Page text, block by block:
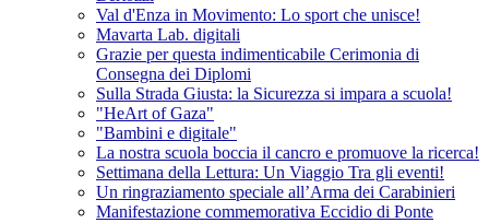
Val d'Enza in Movimento: Lo sport che unisce!
Mavarta Lab. digitali
Grazie per questa indimenticabile Cerimonia di
Consegna dei Diplomi
Sulla Strada Giusta: la Sicurezza si impara a scuola!
"HeArt of Gaza"
"Bambini e digitale"
La nostra scuola boccia il cancro e promuove la ricerca!
Settimana della Lettura: Un Viaggio Tra gli eventi!
Un ringraziamento speciale all’Arma dei Carabinieri
Manifestazione commemorativa Eccidio di Ponte